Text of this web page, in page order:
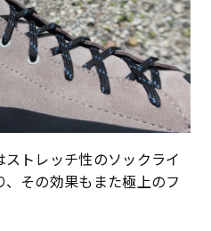
トレッチ性のソックライ
その効果もまた極上のフ